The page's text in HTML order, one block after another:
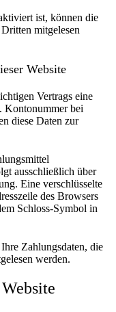
ist, können die
mitgelesen
Website
Vertrags eine
Kontonummer bei
diese Daten zur
ausschließlich über
Eine verschlüsselte
des Browsers
Schloss-Symbol in
Zahlungsdaten, die
werden.